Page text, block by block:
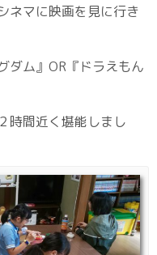
ネマに映画を見に行き
ダム』OR『ドラえもん
時間近く堪能しまし